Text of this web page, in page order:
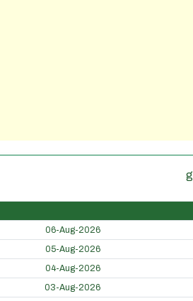
06-Aug-2026
05-Aug-2026
04-Aug-2026
03-Aug-2026